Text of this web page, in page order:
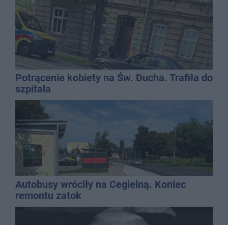
Potrącenie kobiety na Św. Ducha. Trafiła do
szpitala
Autobusy wróciły na Cegielną. Koniec
remontu zatok